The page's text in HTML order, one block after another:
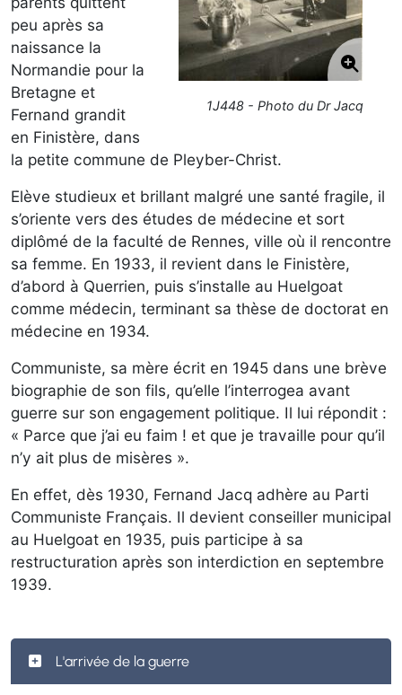
1J448 - Photo du Dr Jacq
peu après sa
naissance la
Normandie pour la
Bretagne et
Fernand grandit
en Finistère, dans
la petite commune de Pleyber-Christ.
Elève studieux et brillant malgré une santé fragile, il
s’oriente vers des études de médecine et sort
diplômé de la faculté de Rennes, ville où il rencontre
sa femme. En 1933, il revient dans le Finistère,
d’abord à Querrien, puis s’installe au Huelgoat
comme médecin, terminant sa thèse de doctorat en
médecine en 1934.
Communiste, sa mère écrit en 1945 dans une brève
biographie de son fils, qu’elle l’interrogea avant
guerre sur son engagement politique. Il lui répondit :
« Parce que j’ai eu faim ! et que je travaille pour qu’il
n’y ait plus de misères ».
En effet, dès 1930, Fernand Jacq adhère au Parti
Communiste Français. Il devient conseiller municipal
au Huelgoat en 1935, puis participe à sa
restructuration après son interdiction en septembre
1939.
L'arrivée de la guerre